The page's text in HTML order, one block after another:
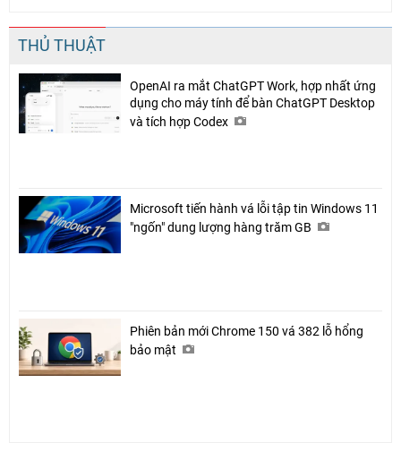
THỦ THUẬT
OpenAI ra mắt ChatGPT Work, hợp nhất ứng
dụng cho máy tính để bàn ChatGPT Desktop
và tích hợp Codex
Microsoft tiến hành vá lỗi tập tin Windows 11
"ngốn" dung lượng hàng trăm GB
Phiên bản mới Chrome 150 vá 382 lỗ hổng
bảo mật